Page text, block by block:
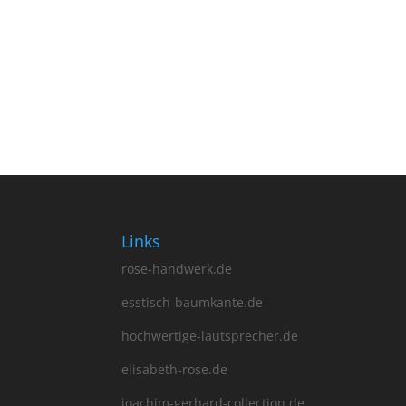
Links
rose-handwerk.de
esstisch-baumkante.de
hochwertige-lautsprecher.de
elisabeth-rose.de